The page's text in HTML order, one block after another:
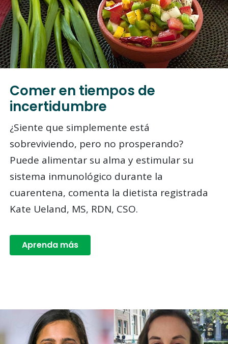
Comer en tiempos de
incertidumbre
¿Siente que simplemente está
sobreviviendo, pero no prosperando?
Puede alimentar su alma y estimular su
sistema inmunológico durante la
cuarentena, comenta la dietista registrada
Kate Ueland, MS, RDN, CSO.
Aprenda más